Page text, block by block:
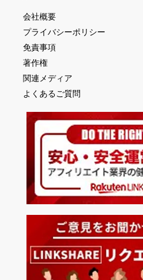
会社概要
プライバシーポリシー
免責事項
著作権
関連メディア
よくあるご質問